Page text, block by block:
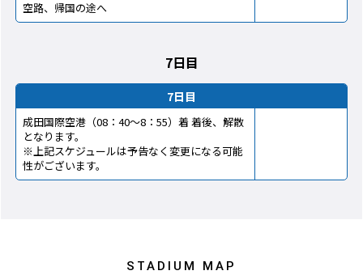
空路、帰国の途へ
7日目
7日目
成田国際空港（08：40～8：55）着 着後、解散
となります。
※上記スケジュールは予告なく変更になる可能
性がございます。
STADIUM MAP